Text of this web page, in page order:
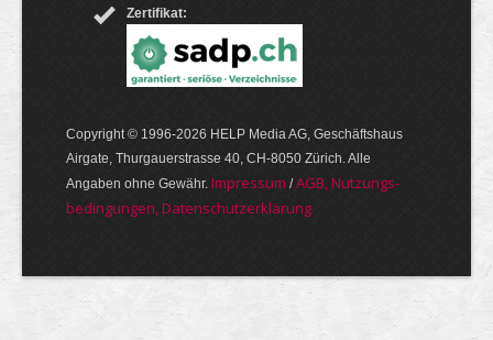
Zertifikat:
Copyright © 1996-2026 HELP Media AG, Geschäftshaus
Airgate, Thurgauer­strasse 40, CH-8050 Zürich. Alle
Angaben ohne Gewähr. Im­pres­sum /AGB, Nut­zungs­
bedin­gungen, Daten­schutz­er­klärung